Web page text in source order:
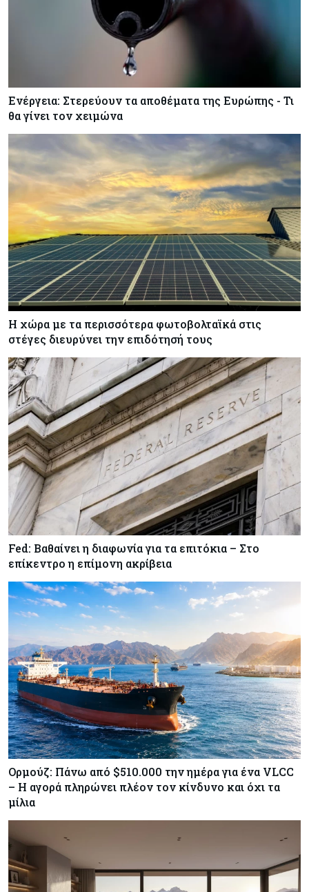
πιστώσεις για έρευνα στην Κύπρο
Παγκόσμιος συναγερμός για τις τιμές των
τροφίμων
Οι τιμές καθορίζουν την επιλογή παρόχου
κινητής στην Κύπρο
Κύπρος 07-08-2026
34.787 νέες εγγραφές οχημάτων στο επτάμηνο
- Άνοδος 11,5% σε σχέση με πέρσι
Ενέργεια: Στερεύουν τα αποθέματα της Ευρώπης - Τι
θα γίνει τον χειμώνα
Η χώρα με τα περισσότερα φωτοβολταϊκά στις
στέγες διευρύνει την επιδότησή τους
Fed: Βαθαίνει η διαφωνία για τα επιτόκια – Στο
επίκεντρο η επίμονη ακρίβεια
Ορμούζ: Πάνω από $510.000 την ημέρα για ένα VLCC
– Η αγορά πληρώνει πλέον τον κίνδυνο και όχι τα
μίλια